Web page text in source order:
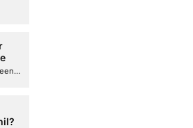
advertorial, algemeen, hooroplossingen, interview